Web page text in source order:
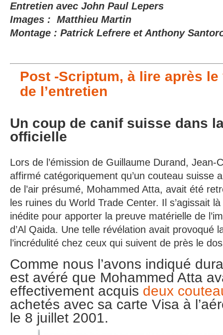
Entretien avec John Paul Lepers
Images : Matthieu Martin
Montage : Patrick Lefrere et Anthony
Post -Scriptum, à lire après
de l’entretien
Un coup de canif suisse dans
officielle
Lors de l’émission de Guillaume Durand, Jean-
affirmé catégoriquement qu’un couteau suisse
de l’air présumé, Mohammed Atta, avait été
les ruines du World Trade Center. Il s’agissait là
inédite pour apporter la preuve matérielle de
d’Al Qaida. Une telle révélation avait provoqué
l’incrédulité chez ceux qui suivent de près le
Comme nous l’avons indiqué
est avéré que Mohammed Atta
effectivement acquis deux
achetés avec sa carte Visa à
le 8 juillet 2001.